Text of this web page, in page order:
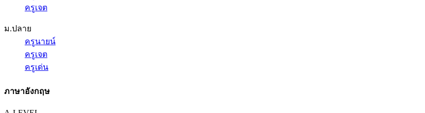
ครูเจต
ม.ปลาย
ครูนายน์
ครูเจต
ครูเด่น
ภาษาอังกฤษ